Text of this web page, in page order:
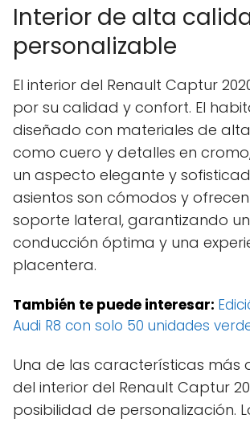
Interior de alta
personalizable
El interior del Renault Captur
por su calidad y confort. El
diseñado con materiales de
como cuero y detalles en
un aspecto elegante y
asientos son cómodos y
soporte lateral, garantizando
conducción óptima y una
placentera.
También te puede interesar:
Audi R8 con solo 50 unidades
Una de las características más
del interior del Renault Captur
posibilidad de personalización.